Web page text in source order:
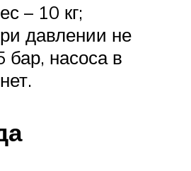
– 10 кг;
давлении не
насоса в